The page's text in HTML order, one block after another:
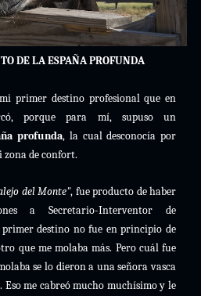
DE LA ESPAÑA PROFUNDA
primer destino profesional que en
porque para mí, supuso un
profunda, la cual desconocía por
zona de confort.
del Monte", fue producto de haber
a Secretario-Interventor de
destino no fue en principio de
que me molaba más. Pero cuál fue
se lo dieron a una señora vasca
me cabreó mucho muchísimo y le